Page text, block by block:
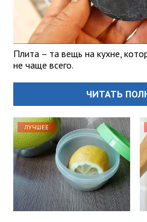
Плита – та вещь на кухне,
не чаще всего.
ЧИТАТЬ
ЛУЧШЕЕ